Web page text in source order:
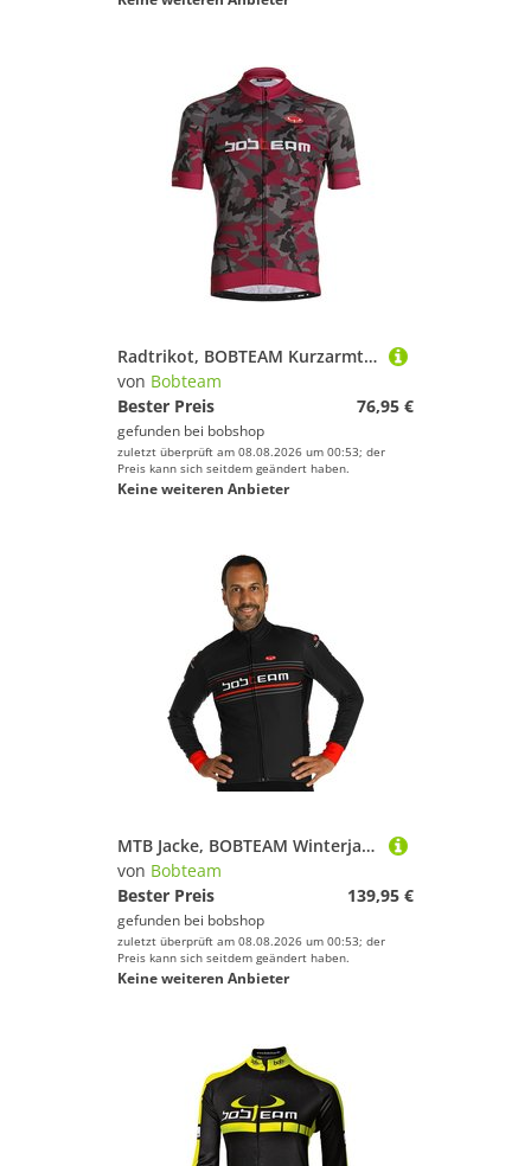
Radtrikot, BOBTEAM Kurzarmtrikot Amo Camo, für Herren, Größe XL,
von Bobteam
Bester Preis
76,95 €
gefunden bei bobshop
zuletzt überprüft am 08.08.2026 um 00:53; der
Preis kann sich seitdem geändert haben.
Keine weiteren Anbieter
MTB Jacke, BOBTEAM Winterjacke Scatto, für Herren, Größe XL,
von Bobteam
Bester Preis
139,95 €
gefunden bei bobshop
zuletzt überprüft am 08.08.2026 um 00:53; der
Preis kann sich seitdem geändert haben.
Keine weiteren Anbieter